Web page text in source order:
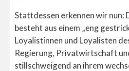
Stattdessen erkennen wir nun:
besteht aus einem „eng
Loyalistinnen und Loyalisten
Regierung, Privatwirtschaft
stillschweigend an ihrem